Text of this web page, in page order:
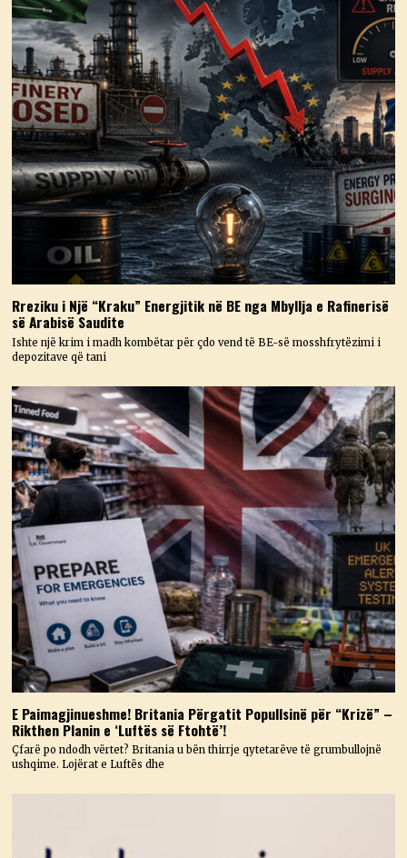
Rreziku i Një “Kraku” Energjitik në BE nga Mbyllja e Rafinerisë
së Arabisë Saudite
Ishte një krim i madh kombëtar për çdo vend të BE-së mosshfrytëzimi i
depozitave që tani
E Paimagjinueshme! Britania Përgatit Popullsinë për “Krizë” –
Rikthen Planin e ‘Luftës së Ftohtë’!
Çfarë po ndodh vërtet? Britania u bën thirrje qytetarëve të grumbullojnë
ushqime. Lojërat e Luftës dhe